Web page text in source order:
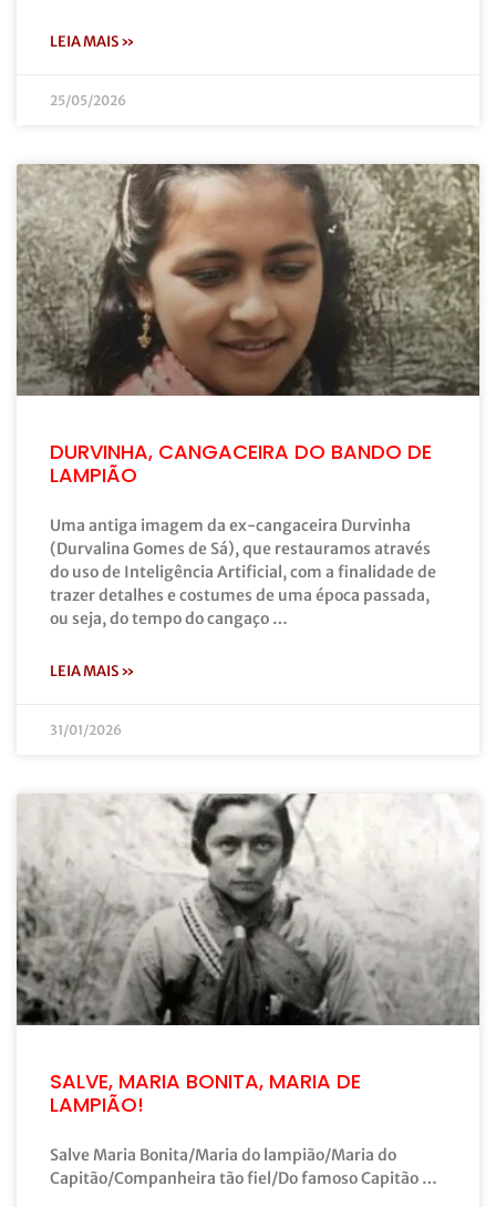
LEIA MAIS »
25/05/2026
DURVINHA, CANGACEIRA DO BANDO DE
LAMPIÃO
Uma antiga imagem da ex-cangaceira Durvinha
(Durvalina Gomes de Sá), que restauramos através
do uso de Inteligência Artificial, com a finalidade de
trazer detalhes e costumes de uma época passada,
ou seja, do tempo do cangaço …
LEIA MAIS »
31/01/2026
SALVE, MARIA BONITA, MARIA DE
LAMPIÃO!
Salve Maria Bonita/Maria do lampião/Maria do
Capitão/Companheira tão fiel/Do famoso Capitão …